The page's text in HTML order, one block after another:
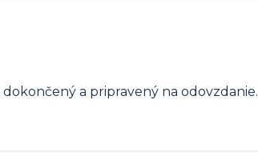
a pripravený na odovzdanie.